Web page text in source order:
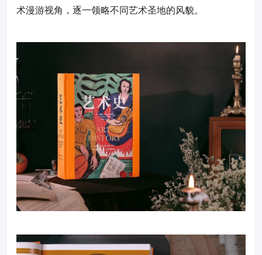
术漫游视角，逐一领略不同艺术圣地的风貌。